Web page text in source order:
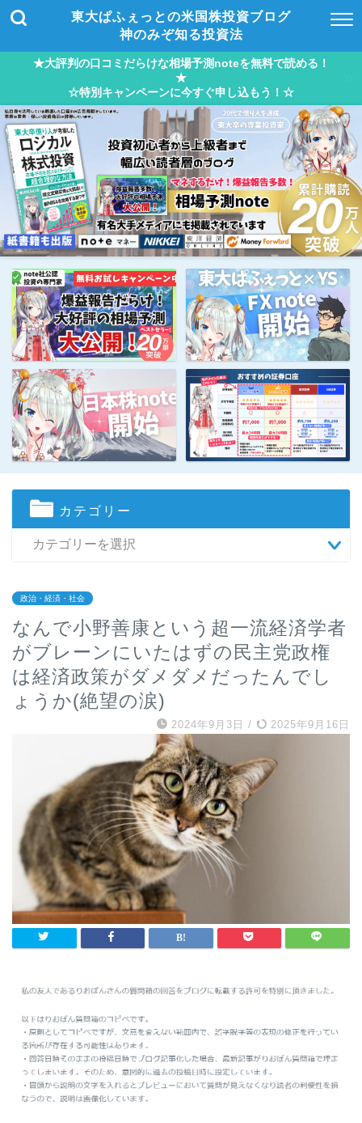
東大ぱふぇっとの米国株投資ブログ
神のみぞ知る投資法
★大評判の口コミだらけな相場予測noteを無料で読める！
★
☆特別キャンペーンに今すぐ申し込もう！☆
カテゴリー
政治・経済・社会
なんで小野善康という超一流経済学者
がブレーンにいたはずの民主党政権
は経済政策がダメダメだったんでし
ょうか(絶望の涙)
2024年9月3日 / 2025年9月16日